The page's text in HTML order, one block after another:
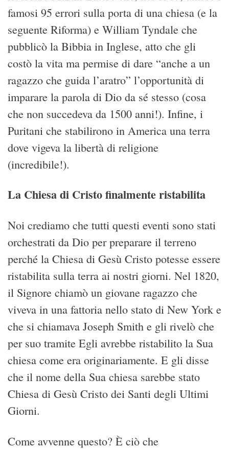
famosi 95 errori sulla porta di una chiesa (e la
seguente Riforma) e William Tyndale che
pubblicò la Bibbia in Inglese, atto che gli
costò la vita ma permise di dare “anche a un
ragazzo che guida l’aratro” l’opportunità di
imparare la parola di Dio da sé stesso (cosa
che non succedeva da 1500 anni!). Infine, i
Puritani che stabilirono in America una terra
dove vigeva la libertà di religione
(incredibile!).
La Chiesa di Cristo finalmente ristabilita
Noi crediamo che tutti questi eventi sono stati
orchestrati da Dio per preparare il terreno
perché la Chiesa di Gesù Cristo potesse essere
ristabilita sulla terra ai nostri giorni. Nel 1820,
il Signore chiamò un giovane ragazzo che
viveva in una fattoria nello stato di New York e
che si chiamava Joseph Smith e gli rivelò che
per suo tramite Egli avrebbe ristabilito la Sua
chiesa come era originariamente. E gli disse
che il nome della Sua chiesa sarebbe stato
Chiesa di Gesù Cristo dei Santi degli Ultimi
Giorni.
Come avvenne questo? È ciò che